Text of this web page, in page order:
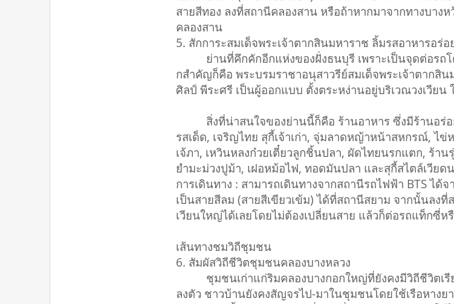
สายสีทอง ลงที่สถานีคลองสาน หรือถ้าหากมาจากทางบาง
คลองสาน
5. สักการะสมเด็จพระเจ้าตากสินมหาราช ลิ้มรสอาหารอร่อ
ย่านที่คึกคักอีกแห่งของฝั่งธนบุรี เพราะเป็นจุดต่อรถโ
กสำคัญก็คือ พระบรมราชาอนุสาวรีย์สมเด็จพระเจ้าตากสิ
ศิลป์ พีระศรี เป็นผู้ออกแบบ ตั้งตระหง่านอยู่บริเวณวงเวียน
สิ่งที่น่าสนใจของย่านนี้ก็คือ ร้านอาหาร ซึ่งมีร้านอร่อ
รสเด็ด, เจริญไทย สุกี้เจ้าเก่า, จุ่มลาดหญ้าหน้าสหกรณ์, ไข่
เจ้ภา, เหวินหลงก๋วยเตี๋ยวลูกชิ้นปลา, ผัดไทยนรกแตก, ร้า
ยำมะม่วงปูม้า, เฝอหม้อไฟ, ทอดมันปลา และสุกี้สไตล์เวียด
การเดินทาง : สามารถเดินทางจากสถานีรถไฟฟ้า BTS ไ
เป็นสายสีลม (สายสีเขียวเข้ม) ได้ที่สถานีสยาม จากนั้นลง
เวียนใหญ่ได้เลยโดยไม่ต้องเปลี่ยนสาย แล้วก็ต่อรถแท็กซี่ห
เส้นทางชมวิถีชุมชน
6. สัมผัสวิถีชีวิตชุมชนคลองบางหลวง
ชุมชนเก่าแก่ริมคลองบางกอกใหญ่ที่ยังคงมีวิถีชีวิตเรีย
ลงตัว ชาวบ้านยังคงสัญจรไป-มาในชุมชนโดยใช้เรือหางย